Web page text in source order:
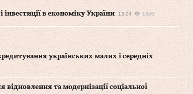
в економіку України 13:04 1600
українських малих і середніх
та модернізації соціальної